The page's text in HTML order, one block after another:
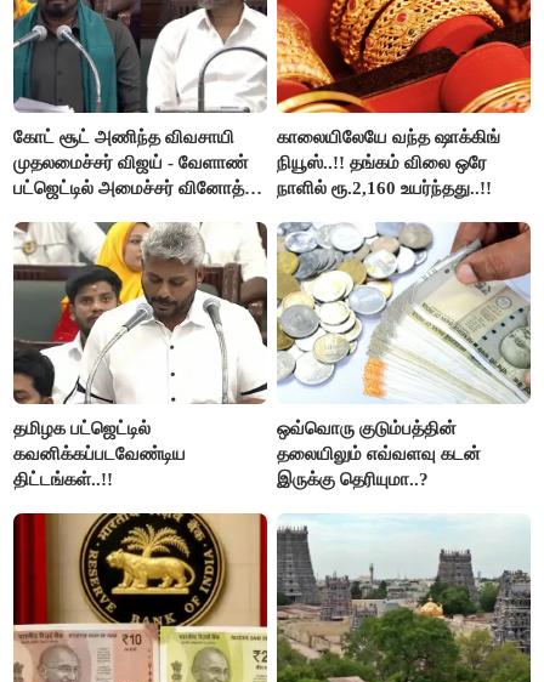
கோட் சூட் அணிந்த விவசாயி
முதலமைச்சர் விஜய் - வேளாண்
பட்ஜெட்டில் அமைச்சர் வினோத்
காலையிலேயே வந்த ஷாக்கிங்
நியூஸ்..!! தங்கம் விலை ஒரே
நாளில் ரூ.2,160 உயர்ந்தது..!!
தமிழக பட்ஜெட்டில்
கவனிக்கப்படவேண்டிய
திட்டங்கள்..!!
ஒவ்வொரு குடும்பத்தின்
தலையிலும் எவ்வளவு கடன்
இருக்கு தெரியுமா..?